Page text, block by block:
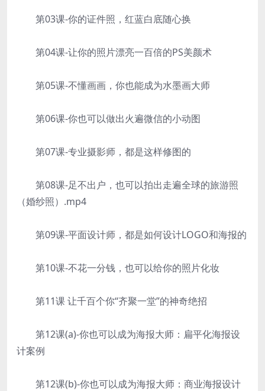
第03课-你的证件照，红蓝白底随心换
第04课-让你的照片漂亮一百倍的PS美颜术
第05课-不懂画画，你也能成为水墨画大师
第06课-你也可以做出火遍微信的小动图
第07课-专业摄影师，都是这样修图的
第08课-足不出户，也可以拍出走遍全球的旅游照
（婚纱照）.mp4
第09课-平面设计师，都是如何设计LOGO和海报的
第10课-不花一分钱，也可以给你的照片化妆
第11课 让千百个你“齐聚一堂”的神奇绝招
第12课(a)-你也可以成为海报大师：扁平化海报设
计案例
第12课(b)-你也可以成为海报大师：商业海报设计